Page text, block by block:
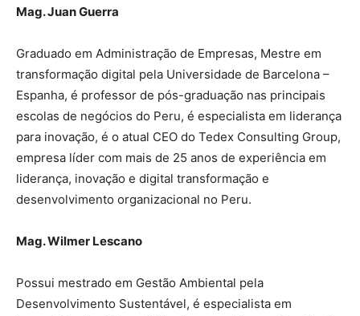
Mag. Juan Guerra
Graduado em Administração de Empresas, Mestre em
transformação digital pela Universidade de Barcelona –
Espanha, é professor de pós-graduação nas principais
escolas de negócios do Peru, é especialista em liderança
para inovação, é o atual CEO do Tedex Consulting Group,
empresa líder com mais de 25 anos de experiência em
liderança, inovação e digital transformação e
desenvolvimento organizacional no Peru.
Mag. Wilmer Lescano
Possui mestrado em Gestão Ambiental pela
Desenvolvimento Sustentável, é especialista em